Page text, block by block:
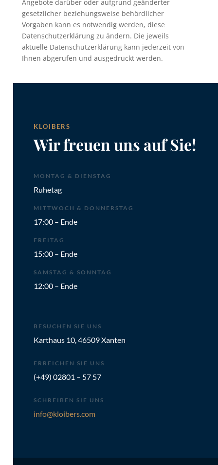
Angebote darüber oder aufgrund geänderter
gesetzlicher beziehungsweise behördlicher
Vorgaben kann es notwendig werden, diese
Datenschutzerklärung zu ändern. Die jeweils
aktuelle Datenschutzerklärung kann jederzeit von
Ihnen abgerufen und ausgedruckt werden.
KLOIBERS
Wir freuen uns auf Sie!
MONTAG & DIENSTAG
Ruhetag
MITTWOCH & DONNERSTAG
17:00 – Ende
FREITAG
15:00 – Ende
SAMSTAG & SONNTAG
12:00 – Ende
BESUCHEN SIE UNS
Karthaus 10, 46509 Xanten
ERREICHEN SIE UNS
(+49) 02801 – 57 57
SCHREIBEN SIE UNS
info@kloibers.com